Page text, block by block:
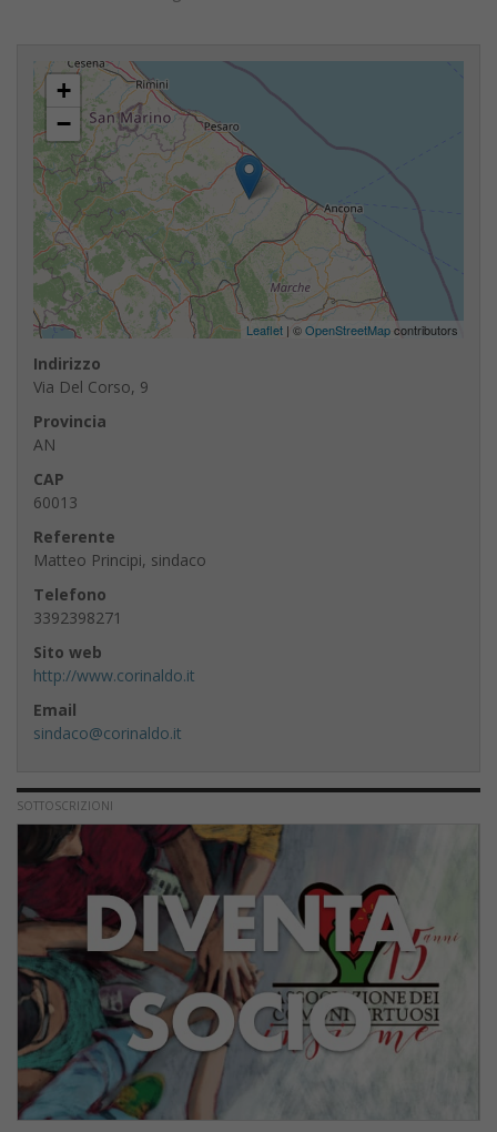
+
−
Leaflet | ©OpenStreetMapcontributors
Indirizzo
Via Del Corso, 9
Provincia
AN
CAP
60013
Referente
Matteo Principi, sindaco
Telefono
3392398271
Sito web
http://www.corinaldo.it
Email
sindaco@corinaldo.it
SOTTOSCRIZIONI